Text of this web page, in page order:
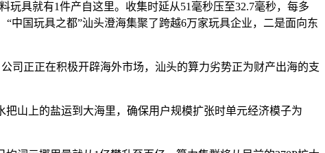
具就有1件产自这里。收集时延从51毫秒压至32.7毫秒，每多
中国玩具之都”汕头澄海集聚了跨越6万家玩具企业，二是面向东
正正在积极开辟海外市场，汕头的算力劣势正为财产出海的支
山上的盐运到大海里，确保用户规模扩张时单元经济模子为